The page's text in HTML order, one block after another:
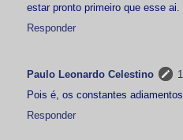
estar pronto primeiro que esse ai.
Responder
Paulo Leonardo Celestino
Pois é, os constantes
Responder